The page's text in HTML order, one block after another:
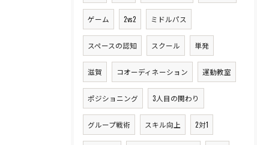
ゲーム 2vs2 ミドルパス
スペースの認知 スクール 単発
滋賀 コオーディネーション 運動教室
ポジショニング 3人目の関わり
グループ戦術 スキル向上 2対1